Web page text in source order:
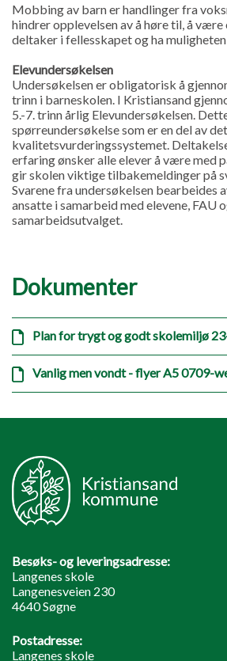
Mobbing av barn er handlinger fra
hindrer opplevelsen av å høre til, å
deltaker i fellesskapet og ha
Elevundersøkelsen
Undersøkelsen er obligatorisk å
trinn i barneskolen. I Kristiansand
5.-7. trinn årlig Elevundersøkelsen.
spørreundersøkelse som er en del av
kvalitetsvurderingssystemet.
erfaring ønsker alle elever å være med
gir skolen viktige tilbakemeldinger på
Svarene fra undersøkelsen bearbeides
ansatte i samarbeid med elevene, FAU
samarbeidsutvalget.
Dokumenter
Plan for trygt og godt skolemiljø
Vanlig men vondt - flyer A5 0709-
Besøks- og leveringsadresse:
Langenes skole
Langenesveien 230
4640 Søgne
Postadresse:
Langenes skole